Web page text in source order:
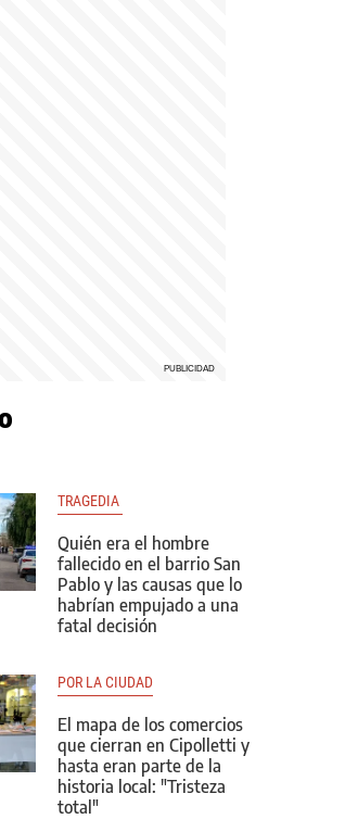
TRAGEDIA
Quién era el hombre
fallecido en el barrio San
Pablo y las causas que lo
habrían empujado a una
fatal decisión
POR LA CIUDAD
El mapa de los comercios
que cierran en Cipolletti y
hasta eran parte de la
historia local: "Tristeza
total"